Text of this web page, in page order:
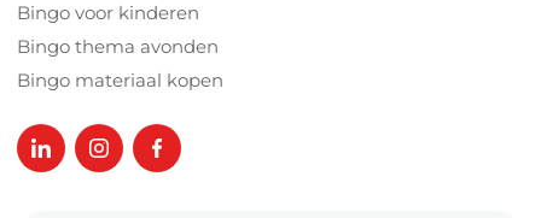
Bingo voor kinderen
Bingo thema avonden
Bingo materiaal kopen